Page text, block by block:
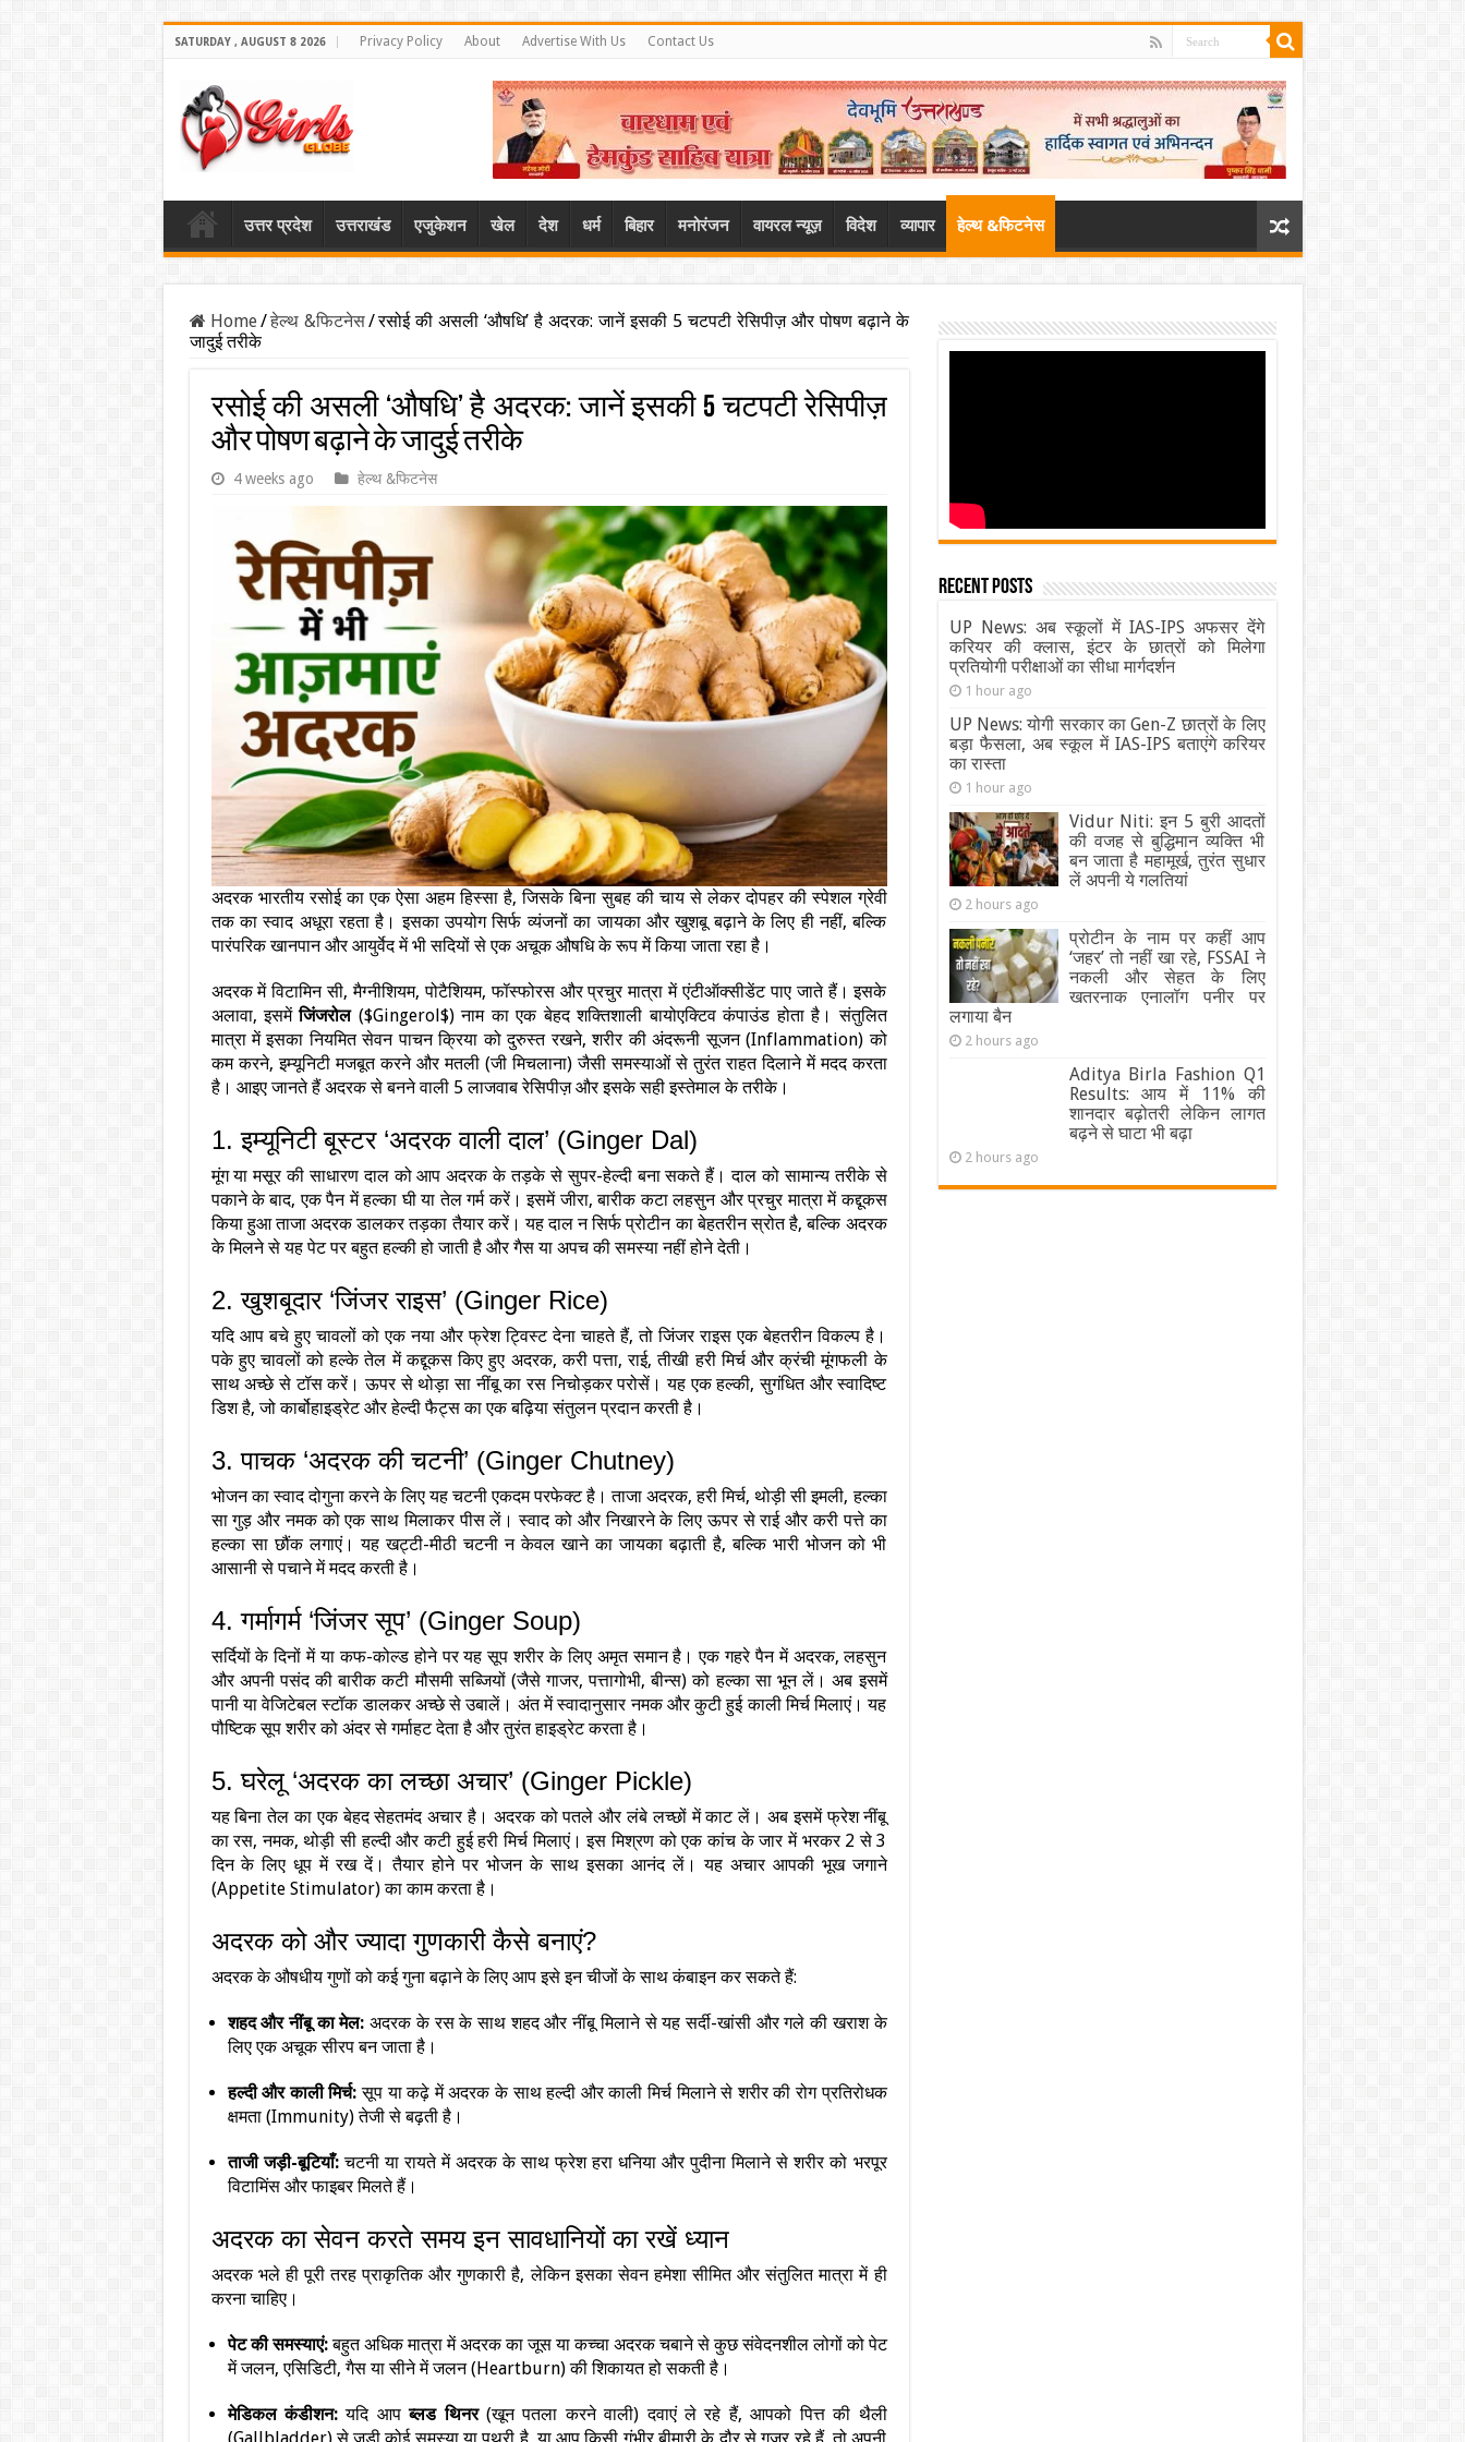
SATURDAY , AUGUST 8 2026 Privacy Policy About Advertise With Us Contact Us
उत्तर प्रदेश उत्तराखंड एजुकेशन खेल देश धर्म बिहार मनोरंजन वायरल न्यूज़ विदेश व्यापार हेल्थ &फिटनेस
Home/हेल्थ &फिटनेस/रसोई की असली ‘औषधि’ है अदरक: जानें इसकी 5 चटपटी रेसिपीज़ और पोषण बढ़ाने के
जादुई तरीके
रसोई की असली ‘औषधि’ है अदरक: जानें इसकी 5 चटपटी रेसिपीज़
और पोषण बढ़ाने के जादुई तरीके
4 weeks ago हेल्थ &फिटनेस
अदरक भारतीय रसोई का एक ऐसा अहम हिस्सा है, जिसके बिना सुबह की चाय से लेकर दोपहर की स्पेशल ग्रेवी
तक का स्वाद अधूरा रहता है। इसका उपयोग सिर्फ व्यंजनों का जायका और खुशबू बढ़ाने के लिए ही नहीं, बल्कि
पारंपरिक खानपान और आयुर्वेद में भी सदियों से एक अचूक औषधि के रूप में किया जाता रहा है।
अदरक में विटामिन सी, मैग्नीशियम, पोटैशियम, फॉस्फोरस और प्रचुर मात्रा में एंटीऑक्सीडेंट पाए जाते हैं। इसके
अलावा, इसमेंजिंजरोल($Gingerol$) नाम का एक बेहद शक्तिशाली बायोएक्टिव कंपाउंड होता है। संतुलित
मात्रा में इसका नियमित सेवन पाचन क्रिया को दुरुस्त रखने, शरीर की अंदरूनी सूजन (Inflammation) को
कम करने, इम्यूनिटी मजबूत करने और मतली (जी मिचलाना) जैसी समस्याओं से तुरंत राहत दिलाने में मदद करता
है। आइए जानते हैं अदरक से बनने वाली 5 लाजवाब रेसिपीज़ और इसके सही इस्तेमाल के तरीके।
1. इम्यूनिटी बूस्टर ‘अदरक वाली दाल’ (Ginger Dal)
मूंग या मसूर की साधारण दाल को आप अदरक के तड़के से सुपर-हेल्दी बना सकते हैं। दाल को सामान्य तरीके से
पकाने के बाद, एक पैन में हल्का घी या तेल गर्म करें। इसमें जीरा, बारीक कटा लहसुन और प्रचुर मात्रा में कद्दूकस
किया हुआ ताजा अदरक डालकर तड़का तैयार करें। यह दाल न सिर्फ प्रोटीन का बेहतरीन स्रोत है, बल्कि अदरक
के मिलने से यह पेट पर बहुत हल्की हो जाती है और गैस या अपच की समस्या नहीं होने देती।
2. खुशबूदार ‘जिंजर राइस’ (Ginger Rice)
यदि आप बचे हुए चावलों को एक नया और फ्रेश ट्विस्ट देना चाहते हैं, तो जिंजर राइस एक बेहतरीन विकल्प है।
पके हुए चावलों को हल्के तेल में कद्दूकस किए हुए अदरक, करी पत्ता, राई, तीखी हरी मिर्च और क्रंची मूंगफली के
साथ अच्छे से टॉस करें। ऊपर से थोड़ा सा नींबू का रस निचोड़कर परोसें। यह एक हल्की, सुगंधित और स्वादिष्ट
डिश है, जो कार्बोहाइड्रेट और हेल्दी फैट्स का एक बढ़िया संतुलन प्रदान करती है।
3. पाचक ‘अदरक की चटनी’ (Ginger Chutney)
भोजन का स्वाद दोगुना करने के लिए यह चटनी एकदम परफेक्ट है। ताजा अदरक, हरी मिर्च, थोड़ी सी इमली, हल्का
सा गुड़ और नमक को एक साथ मिलाकर पीस लें। स्वाद को और निखारने के लिए ऊपर से राई और करी पत्ते का
हल्का सा छौंक लगाएं। यह खट्टी-मीठी चटनी न केवल खाने का जायका बढ़ाती है, बल्कि भारी भोजन को भी
आसानी से पचाने में मदद करती है।
4. गर्मागर्म ‘जिंजर सूप’ (Ginger Soup)
सर्दियों के दिनों में या कफ-कोल्ड होने पर यह सूप शरीर के लिए अमृत समान है। एक गहरे पैन में अदरक, लहसुन
और अपनी पसंद की बारीक कटी मौसमी सब्जियों (जैसे गाजर, पत्तागोभी, बीन्स) को हल्का सा भून लें। अब इसमें
पानी या वेजिटेबल स्टॉक डालकर अच्छे से उबालें। अंत में स्वादानुसार नमक और कुटी हुई काली मिर्च मिलाएं। यह
पौष्टिक सूप शरीर को अंदर से गर्माहट देता है और तुरंत हाइड्रेट करता है।
5. घरेलू ‘अदरक का लच्छा अचार’ (Ginger Pickle)
यह बिना तेल का एक बेहद सेहतमंद अचार है। अदरक को पतले और लंबे लच्छों में काट लें। अब इसमें फ्रेश नींबू
का रस, नमक, थोड़ी सी हल्दी और कटी हुई हरी मिर्च मिलाएं। इस मिश्रण को एक कांच के जार में भरकर 2 से 3
दिन के लिए धूप में रख दें। तैयार होने पर भोजन के साथ इसका आनंद लें। यह अचार आपकी भूख जगाने
(Appetite Stimulator) का काम करता है।
अदरक को और ज्यादा गुणकारी कैसे बनाएं?
अदरक के औषधीय गुणों को कई गुना बढ़ाने के लिए आप इसे इन चीजों के साथ कंबाइन कर सकते हैं:
शहद और नींबू का मेल: अदरक के रस के साथ शहद और नींबू मिलाने से यह सर्दी-खांसी और गले की खराश के
लिए एक अचूक सीरप बन जाता है।
हल्दी और काली मिर्च: सूप या कढ़े में अदरक के साथ हल्दी और काली मिर्च मिलाने से शरीर की रोग प्रतिरोधक
क्षमता (Immunity) तेजी से बढ़ती है।
ताजी जड़ी-बूटियाँ:चटनी या रायते में अदरक के साथ फ्रेश हरा धनिया और पुदीना मिलाने से शरीर को भरपूर
विटामिंस और फाइबर मिलते हैं।
अदरक का सेवन करते समय इन सावधानियों का रखें ध्यान
अदरक भले ही पूरी तरह प्राकृतिक और गुणकारी है, लेकिन इसका सेवन हमेशा सीमित और संतुलित मात्रा में ही
करना चाहिए।
पेट की समस्याएं:बहुत अधिक मात्रा में अदरक का जूस या कच्चा अदरक चबाने से कुछ संवेदनशील लोगों को पेट
में जलन, एसिडिटी, गैस या सीने में जलन (Heartburn) की शिकायत हो सकती है।
मेडिकल कंडीशन:यदि आपब्लड थिनर(खून पतला करने वाली) दवाएं ले रहे हैं, आपको पित्त की थैली
Recent Posts
UP News: अब स्कूलों में IAS-IPS अफसर देंगे
करियर की क्लास, इंटर के छात्रों को मिलेगा
प्रतियोगी परीक्षाओं का सीधा मार्गदर्शन
1 hour ago
UP News: योगी सरकार का Gen-Z छात्रों के लिए
बड़ा फैसला, अब स्कूल में IAS-IPS बताएंगे करियर
का रास्ता
1 hour ago
Vidur Niti: इन 5 बुरी आदतों
की वजह से बुद्धिमान व्यक्ति भी
बन जाता है महामूर्ख, तुरंत सुधार
लें अपनी ये गलतियां
2 hours ago
प्रोटीन के नाम पर कहीं आप
‘जहर’ तो नहीं खा रहे, FSSAI ने
नकली और सेहत के लिए
खतरनाक एनालॉग पनीर पर
लगाया बैन
2 hours ago
Aditya Birla Fashion Q1
Results: आय में 11% की
शानदार बढ़ोतरी लेकिन लागत
बढ़ने से घाटा भी बढ़ा
2 hours ago